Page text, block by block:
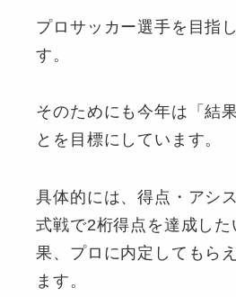
プロサッカー選手を目指
す。
そのためにも今年は「結
とを目標にしています。
具体的には、得点・アシ
式戦で2桁得点を達成し
果、プロに内定してもら
ます。